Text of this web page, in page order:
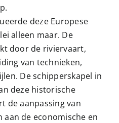
deze Europese
alleen maar. De
door de riviervaart,
van technieken,
De schipperskapel in
deze historische
de aanpassing van
aan de economische en